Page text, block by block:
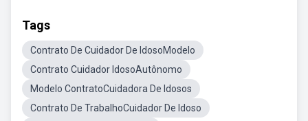
Tags
Contrato De Cuidador De IdosoModelo
Contrato Cuidador IdosoAutônomo
Modelo ContratoCuidadora De Idosos
Contrato De TrabalhoCuidador De Idoso